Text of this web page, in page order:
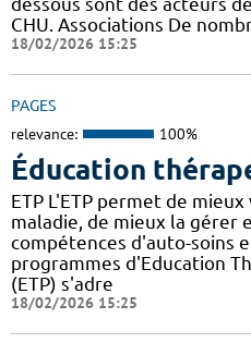
CHU. Associations De
18/02/2026 15:25
PAGES
relevance: 100%
Éducation
ETP L'ETP permet de
maladie, de mieux la gérer
compétences d'auto-soins
programmes d'Education
(ETP) s'adre
18/02/2026 15:25